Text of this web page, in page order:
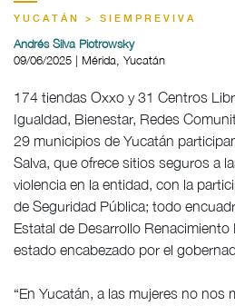
YUCATÁN > SIEMPREVIVA
Andrés Silva Piotrowsky
09/06/2025 | Mérida, Yucatán
174 tiendas Oxxo y 31 Centros
Igualdad, Bienestar, Redes
29 municipios de Yucatán
Salva, que ofrece sitios seguros a
violencia en la entidad, con la
de Seguridad Pública; todo
Estatal de Desarrollo Renacimiento
estado encabezado por el
“En Yucatán, a las mujeres no nos